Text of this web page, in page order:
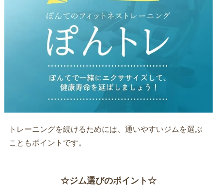
トレーニングを続けるためには、通いやすいジムを選ぶ
こともポイントです。
☆ジム選びのポイント☆